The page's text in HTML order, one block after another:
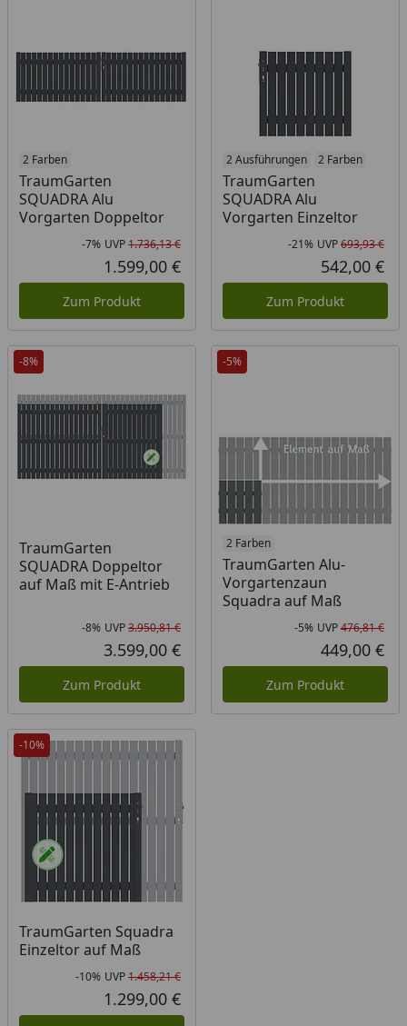
2 Farben
TraumGarten
SQUADRA Alu
Vorgarten Doppeltor
Rabatt in Prozent
-7%
Ursprünglicher Preis
UVP1.736,13 €
Aktueller Preis
1.599,00 €
Zum Produkt
2 Ausführungen 2 Farben
TraumGarten
SQUADRA Alu
Vorgarten Einzeltor
-21% UVP693,93 €
542,00 €
Zum Produkt
-8%
TraumGarten
SQUADRA Doppeltor
auf Maß mit E-Antrieb
Rabatt in Prozent
-8%
Ursprünglicher Preis
UVP3.950,81 €
Aktueller Preis
3.599,00 €
Zum Produkt
-5%
2 Farben
TraumGarten Alu-
Vorgartenzaun
Squadra auf Maß
-5% UVP476,81 €
449,00 €
Zum Produkt
-10%
TraumGarten Squadra
Einzeltor auf Maß
Rabatt in Prozent
-10%
Ursprünglicher Preis
UVP1.458,21 €
Aktueller Preis
1.299,00 €